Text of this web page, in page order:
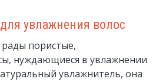
увлажнения волос
пористые,
нуждающиеся в увлажнении
увлажнитель, она